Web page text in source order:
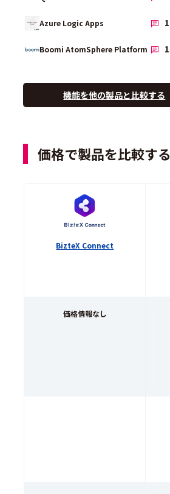
Azure Logic Apps 1
Boomi AtomSphere Platform 1
機能を他の製品と比較する
価格で製品を比較する
BizteX Connect
価格情報なし